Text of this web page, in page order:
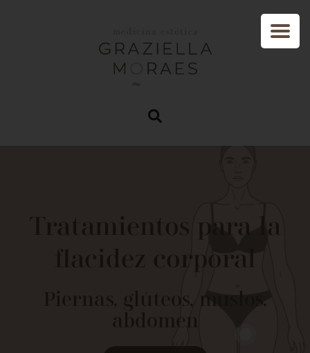
Tratamientos para la
flacidez corporal
Piernas, glúteos, muslos,
abdomen